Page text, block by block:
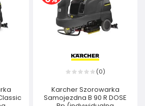
(0)
Karcher Szorowarka
Samojezdna B 90 R DOSE